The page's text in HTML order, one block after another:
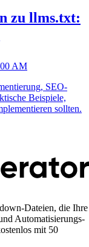
zu llms.txt:
AM
SEO-
Beispiele,
sollten.
Dateien, die Ihre
Automatisierungs-
mit 50